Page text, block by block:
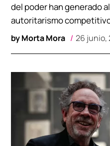
byMorta Mora 26 junio,
del poder han generado
autoritarismo